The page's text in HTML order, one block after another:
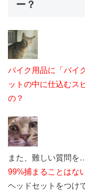
ー？
バイク用品に「バイ
ットの中に仕込むス
の？
また、難しい質問を…
99%捕まることはな
ヘッドセットをつけ